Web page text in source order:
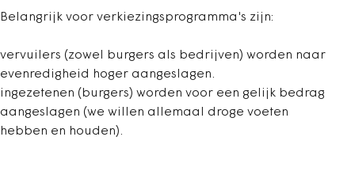
Belangrijk voor verkiezingsprogramma's zijn:
vervuilers (zowel burgers als bedrijven) worden naar
evenredigheid hoger aangeslagen.
ingezetenen (burgers) worden voor een gelijk bedrag
aangeslagen (we willen allemaal droge voeten
hebben en houden).